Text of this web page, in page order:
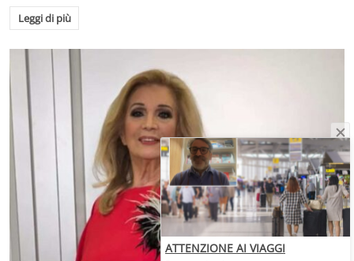
Leggi di più
ATTENZIONE AI VIAGGI